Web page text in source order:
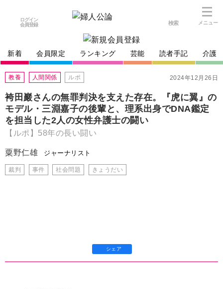
ログイン
会員登録
検索 メニュー
新着 会員限定 ランキング 芸能 読者手記 介護
2024年12月26日
教養 人間関係 ルポ
袴田巖さんの無罪判決を支えた存在。『虎に翼』の
モデル・三淵嘉子の後輩と、理系出身でDNA鑑定
を担当した2人の女性弁護士の闘い
【ルポ】58年の長い闘い
粟野仁雄 ジャーナリスト
裁判 事件 社会問題 きょうだい
シェア